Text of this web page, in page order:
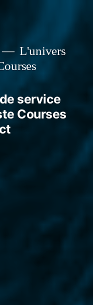
L'univers
service
Courses